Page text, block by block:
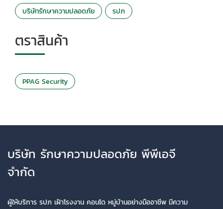
บริษัทรักษาความปลอดภัย รปภ
ตราสินค้า
PPAG Security
บริษัท รักษาความปลอดภัย พีพีเอจี
จำกัด
ผู้ให้บริการ รปภ เฝ้าโรงงาน คอนโด หมู่บ้านอย่างมืออาชีพ มีความ